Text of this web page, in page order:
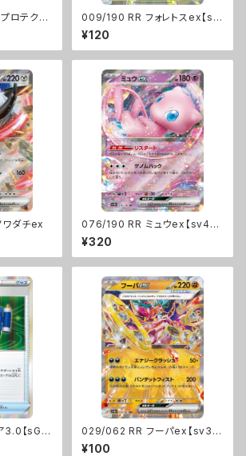
プロテクタ
ドサイズ
009/190 RR フォレトスex【sv
4a】[G]
¥120
ダチex
076/190 RR ミュウex【sv4a】
[G]
¥320
【sGI】
029/062 RR フーパex【sv3
a】Gレギュ
¥100